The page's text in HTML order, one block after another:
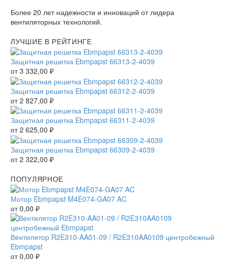
Более 20 лет надежности и инноваций от лидера
вентиляторных технологий.
ЛУЧШИЕ В РЕЙТИНГЕ
Защитная решетка Ebmpapst 66313-2-4039
от3 332,00 ₽
Защитная решетка Ebmpapst 66312-2-4039
от2 827,00 ₽
Защитная решетка Ebmpapst 66311-2-4039
от2 625,00 ₽
Защитная решетка Ebmpapst 66309-2-4039
от2 322,00 ₽
ПОПУЛЯРНОЕ
Мотор Ebmpapst M4E074-GA07 AC
от0,00 ₽
Вентилятор R2E310-AA01-09 / R2E310AA0109 центробежный
Ebmpapst
от0,00 ₽